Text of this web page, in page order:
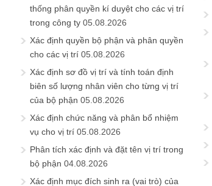
thống phân quyền kí duyệt cho các vị trí
trong công ty 05.08.2026
Xác định quyền bộ phận và phân quyền
cho các vị trí 05.08.2026
Xác định sơ đồ vị trí và tính toán định
biên số lượng nhân viên cho từng vị trí
của bộ phận 05.08.2026
Xác định chức năng và phân bổ nhiệm
vụ cho vị trí 05.08.2026
Phân tích xác định và đặt tên vị trí trong
bộ phận 04.08.2026
Xác định mục đích sinh ra (vai trò) của